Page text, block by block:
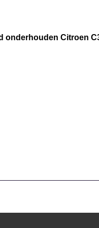
onderhouden Citroen
en metallic lak zijn